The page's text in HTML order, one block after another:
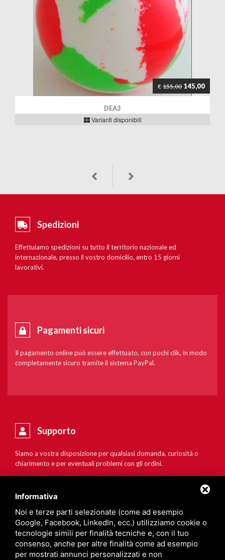
€ 155,00 145,00
DEA3
Varianti disponibili
Spedizioni
Effettuiamo spedizioni su tutto il territorio nazionale ed
internazionale, presso il vostro domicilio, entro 15 giorni
lavorativi.
Pagamenti sicuri
Il pagamento online può essere effettuato, con pochi clik, in modo
completamente sicuro tramite il sistema PayPal.
Supporto
Siamo a vostra disposizione per qualsiasi domanda, curiosità o
chiarimento e per eventuali problemi con gli ordini.
Informativa
Noi e terze parti selezionate (come ad esempio
Google, Facebook, LinkedIn, ecc.) utilizziamo cookie o
tecnologie simili per finalità tecniche e, con il tuo
consenso, anche per altre finalità come ad esempio
per mostrati annunci personalizzati e non